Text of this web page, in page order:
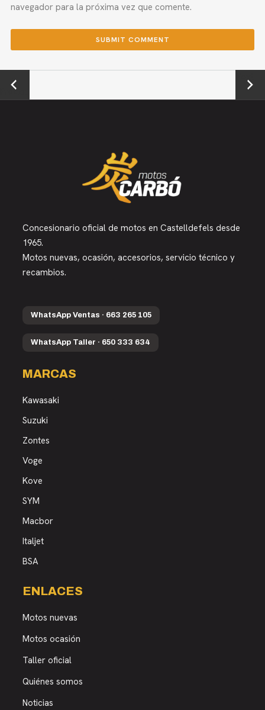
navegador para la próxima vez que comente.
←
Previou
Next →
Concesionario oficial de motos en Castelldefels desde
1965.
Motos nuevas, ocasión, accesorios, servicio técnico y
recambios.
WhatsApp Ventas · 663 265 105
WhatsApp Taller · 650 333 634
MARCAS
Kawasaki
Suzuki
Zontes
Voge
Kove
SYM
Macbor
Italjet
BSA
ENLACES
Motos nuevas
Motos ocasión
Taller oficial
Quiénes somos
Noticias